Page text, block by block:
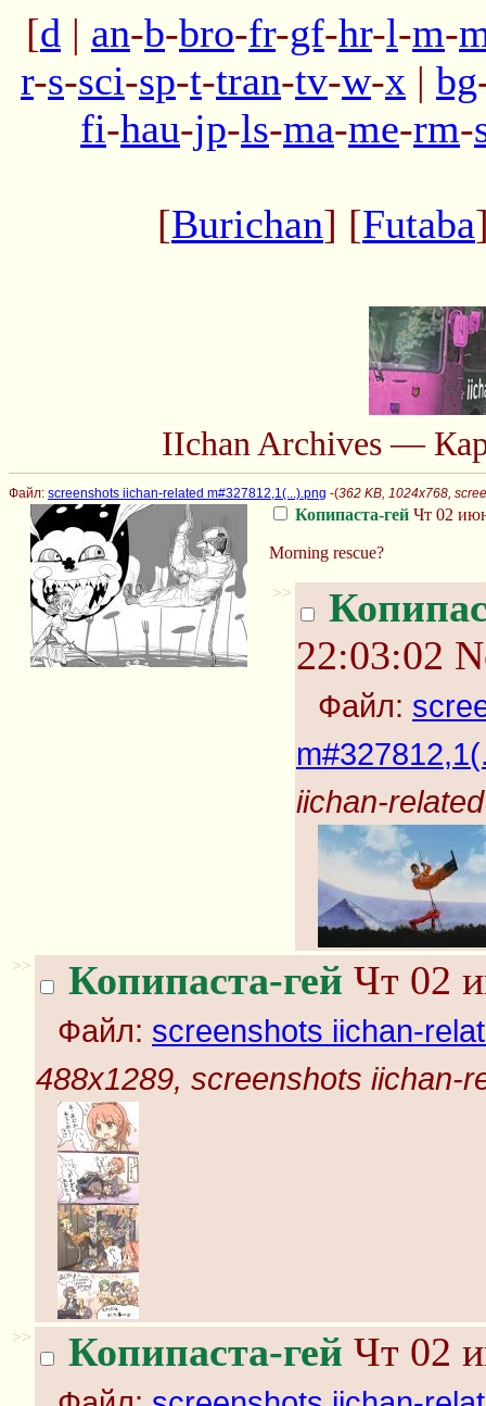
[d | an-b-bro-fr-gf-hr-l-m-
r-s-sci-sp-t-tran-tv-w-x | bg
fi-hau-jp-ls-ma-me-rm-
[Burichan] [Futaba
IIchan Archives —
Файл: screenshots iichan-related m#327812,1(...).png -(362 KB, 1024x768,
Копипаста-гей Чт 02
Morning rescue?
>>
22:03:02
Файл:
iichan-
>> Копипаста-гей Чт 02
Файл: screenshots iichan-
488x1289, screenshots iichan-
>> Копипаста-гей Чт 02